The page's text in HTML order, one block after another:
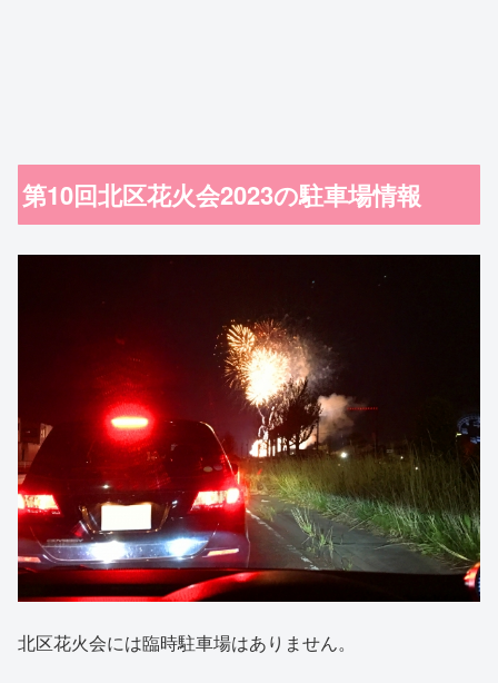
第10回北区花火会2023の駐車場情報
北区花火会には臨時駐車場はありません。